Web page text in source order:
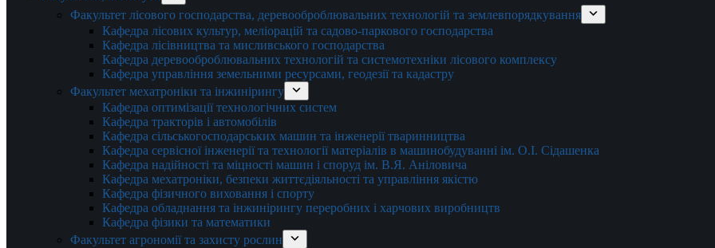
Факультет лісового господарства, деревооброблювальних технологій та землевпорядкування
Кафедра лісових культур, меліорацій та садово-паркового господарства
Кафедра лісівництва та мисливського господарства
Кафедра деревооброблювальних технологій та системотехніки лісового комплексу
Кафедра управління земельними ресурсами, геодезії та кадастру
Факультет мехатроніки та інжинірингу
Кафедра оптимізації технологічних систем
Кафедра тракторів і автомобілів
Кафедра сільськогосподарських машин та інженерії тваринництва
Кафедра cервісної інженерії та технології матеріалів в машинобудуванні ім. О.І. Сідашенка
Кафедра надійності та міцності машин і споруд ім. В.Я. Аніловича
Кафедра мехатроніки, безпеки життєдіяльності та управління якістю
Кафедра фізичного виховання і спорту
Кафедра обладнання та інжинірингу переробних і харчових виробництв
Кафедра фізики та математики
Факультет агрономії та захисту рослин